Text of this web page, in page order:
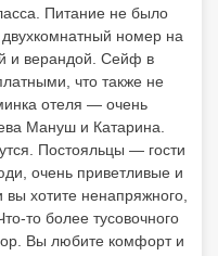
то более тусовочного
Вы любите комфорт и
дорогой отель. И,
Спасибо, Мануш,
с ними